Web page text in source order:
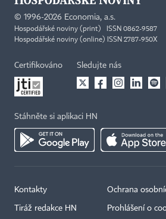
© 1996-2026 Economia, a.s.
Hospodářské noviny (print) ISSN 0862-9587
Hospodářské noviny (online) ISSN 2787-950X
Certifikováno Sledujte nás
Stáhněte si aplikaci HN
Kontakty
Tiráž redakce HN
Ochrana
Prohlášení o